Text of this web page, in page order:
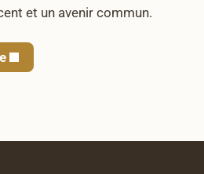
et un avenir commun.